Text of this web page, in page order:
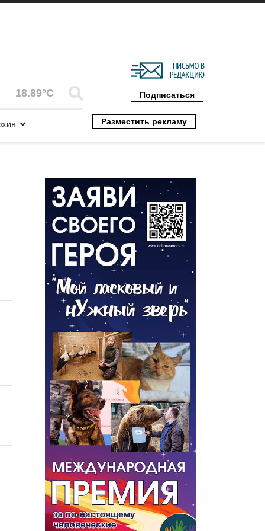
18.89°C Подписаться
Разместить рекламу